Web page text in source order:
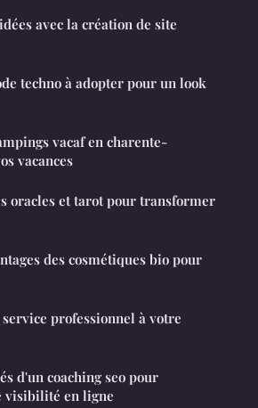
avec la création de site
techno à adopter pour un look
vacaf en charente-
vacances
oracles et tarot pour transformer
des cosmétiques bio pour
professionnel à votre
d'un coaching seo pour
visibilité en ligne